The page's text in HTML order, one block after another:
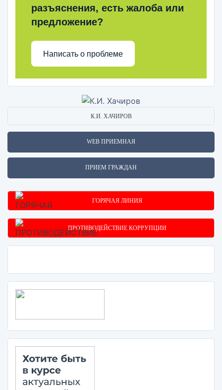
разъяснения, есть жалоба или
предложение?
Написать о проблеме
К.И. ХАЧИРОВ
WEB ПРИЕМНАЯ
ПРИЕМ ГРАЖДАН
ГОРЯЧАЯ ЛИНИЯ
ПРОТИВОДЕЙСТВИЕ КОРРУПЦИИ